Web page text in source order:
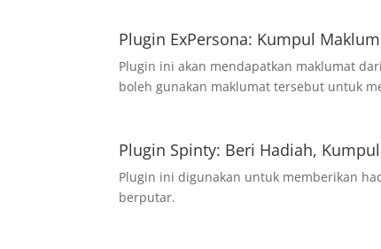
Plugin ExPersona: Kumpul
Plugin ini akan mendapatkan maklumat
boleh gunakan maklumat tersebut untuk
Plugin Spinty: Beri Hadiah,
Plugin ini digunakan untuk memberikan
berputar.